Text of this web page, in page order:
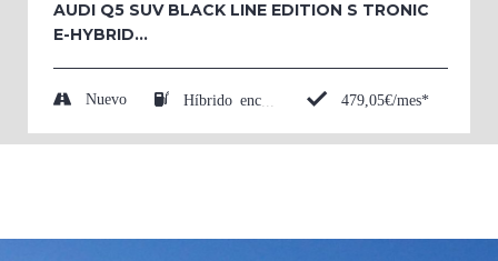
AUDI Q5 SUV BLACK LINE EDITION S TRONIC
E-HYBRID...
Nuevo 479,05€/mes*